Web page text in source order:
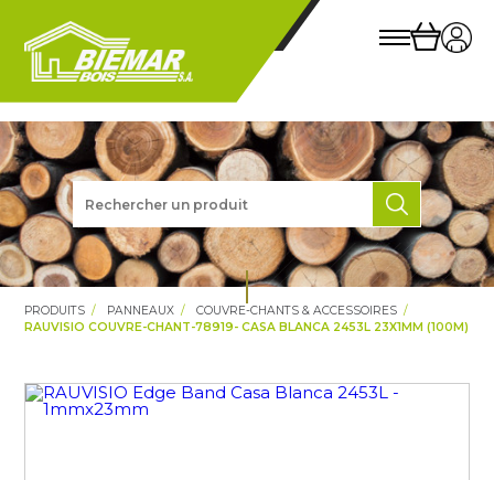
PRODUITS PANNEAUX
COUVRE-CHANTS & ACCESSOIRES
RAUVISIO COUVRE-CHANT-78919- CASA BLANCA 2453L 23X1MM (100M)